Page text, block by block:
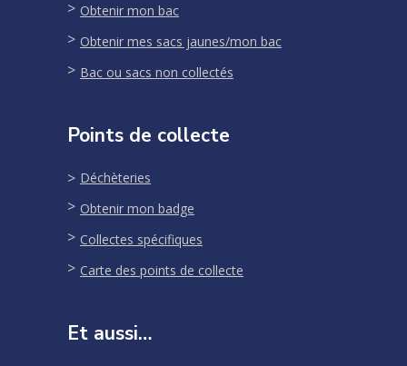
Obtenir mon bac
Obtenir mes sacs jaunes/mon bac
Bac ou sacs non collectés
Points de collecte
Déchèteries
Obtenir mon badge
Collectes spécifiques
Carte des points de collecte
Et aussi…